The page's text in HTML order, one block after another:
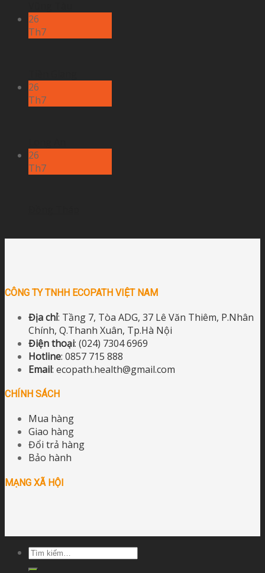
26
Th7
26
Th7
26
Th7
CÔNG TY TNHH ECOPATH VIỆT NAM
Địa chỉ: Tầng 7, Tòa ADG, 37 Lê Văn Thiêm, P.Nhân
Chính, Q.Thanh Xuân, Tp.Hà Nội
Điện thoại: (024) 7304 6969
Hotline: 0857 715 888
Email: ecopath.health@gmail.com
CHÍNH SÁCH
Mua hàng
Giao hàng
Đổi trả hàng
Bảo hành
MẠNG XÃ HỘI
Tìm
kiếm: